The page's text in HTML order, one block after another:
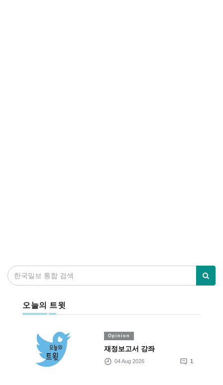
오늘의 트윗
Opinion
재정보고서 강좌
04 Aug 2026 1